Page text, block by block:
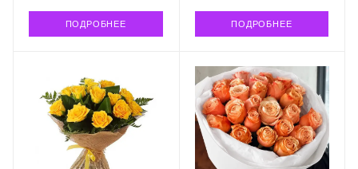
ПОДРОБНЕЕ ПОДРОБНЕЕ